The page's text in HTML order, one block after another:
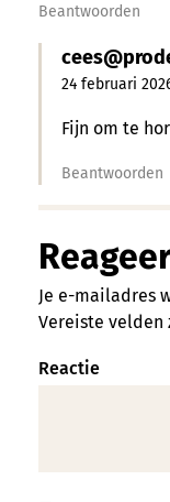
Beantwoorden
24 februari
Fijn om te
Beantwoorden
Je e-mailadres
Vereiste velden
Reactie